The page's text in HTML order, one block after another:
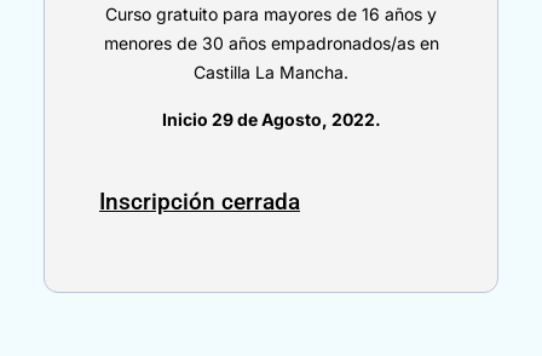
Curso gratuito para mayores de 16 años y
menores de 30 años empadronados/as en
Castilla La Mancha.
Inicio 29 de Agosto, 2022.
Inscripción cerrada